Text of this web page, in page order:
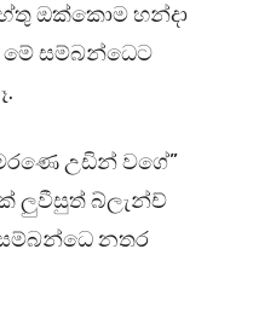
ඔක්කොම හන්දා
මේ සම්බන්ධෙට
උඩින් වගේ”
ලුවීසුත් බ්ලැන්ච්
නතර